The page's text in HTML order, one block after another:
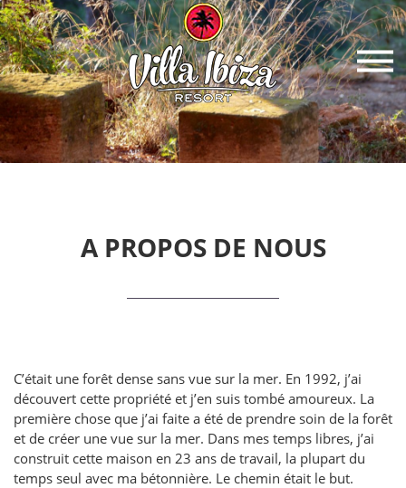
A PROPOS DE NOUS
C’était une forêt dense sans vue sur la mer. En 1992, j’ai
découvert cette propriété et j’en suis tombé amoureux. La
première chose que j’ai faite a été de prendre soin de la forêt
et de créer une vue sur la mer. Dans mes temps libres, j’ai
construit cette maison en 23 ans de travail, la plupart du
temps seul avec ma bétonnière. Le chemin était le but.